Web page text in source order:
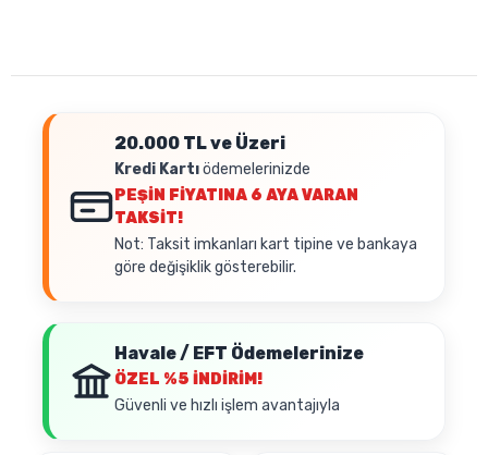
20.000 TL ve Üzeri
Kredi Kartıödemelerinizde
PEŞİN FİYATINA 6 AYA VARAN
TAKSİT!
Not: Taksit imkanları kart tipine ve bankaya
göre değişiklik gösterebilir.
Havale / EFT Ödemelerinize
ÖZEL %5 İNDİRİM!
Güvenli ve hızlı işlem avantajıyla